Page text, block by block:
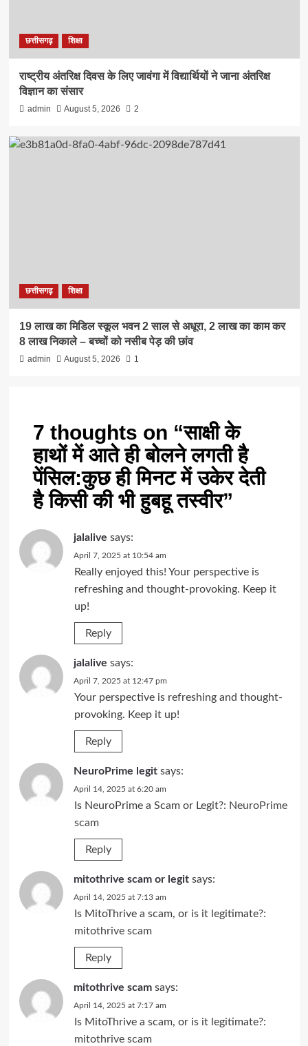
छत्तीसगढ़ शिक्षा
राष्ट्रीय अंतरिक्ष दिवस के लिए जावंगा में विद्यार्थियों ने जाना अंतरिक्ष
विज्ञान का संसार
admin August 5, 2026 2
छत्तीसगढ़ शिक्षा
19 लाख का मिडिल स्कूल भवन 2 साल से अधूरा, 2 लाख का काम कर
8 लाख निकाले – बच्चों को नसीब पेड़ की छांव
admin August 5, 2026 1
7 thoughts on “साक्षी के
हाथों में आते ही बोलने लगती है
पेंसिल:कुछ ही मिनट में उकेर देती
है किसी की भी हुबहू तस्वीर”
jalalive says:
April 7, 2025 at 10:54 am
Really enjoyed this! Your perspective is
refreshing and thought-provoking. Keep it
up!
Reply
jalalive says:
April 7, 2025 at 12:47 pm
Your perspective is refreshing and thought-
provoking. Keep it up!
Reply
NeuroPrime legit says:
April 14, 2025 at 6:20 am
Is NeuroPrime a Scam or Legit?: NeuroPrime
scam
Reply
mitothrive scam or legit says:
April 14, 2025 at 7:13 am
Is MitoThrive a scam, or is it legitimate?:
mitothrive scam
Reply
mitothrive scam says:
April 14, 2025 at 7:17 am
Is MitoThrive a scam, or is it legitimate?:
mitothrive scam